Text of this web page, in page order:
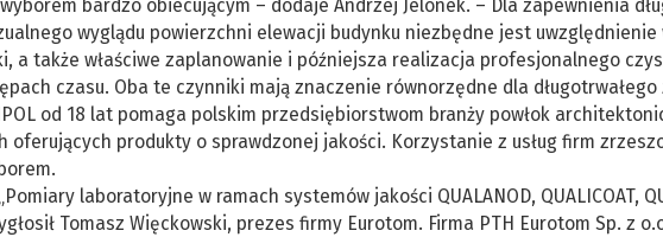
bardzo obiecującym – dodaje Andrzej Jelonek. – Dla zapewnienia
wyglądu powierzchni elewacji budynku niezbędne jest uwzględnienie
a także właściwe zaplanowanie i późniejsza realizacja profesjonalnego
czasu. Oba te czynniki mają znaczenie równorzędne dla długotrwałego
od 18 lat pomaga polskim przedsiębiorstwom branży powłok
produkty o sprawdzonej jakości. Korzystanie z usług firm
laboratoryjne w ramach systemów jakości QUALANOD, QUALICOAT,
Tomasz Więckowski, prezes firmy Eurotom. Firma PTH Eurotom Sp. z